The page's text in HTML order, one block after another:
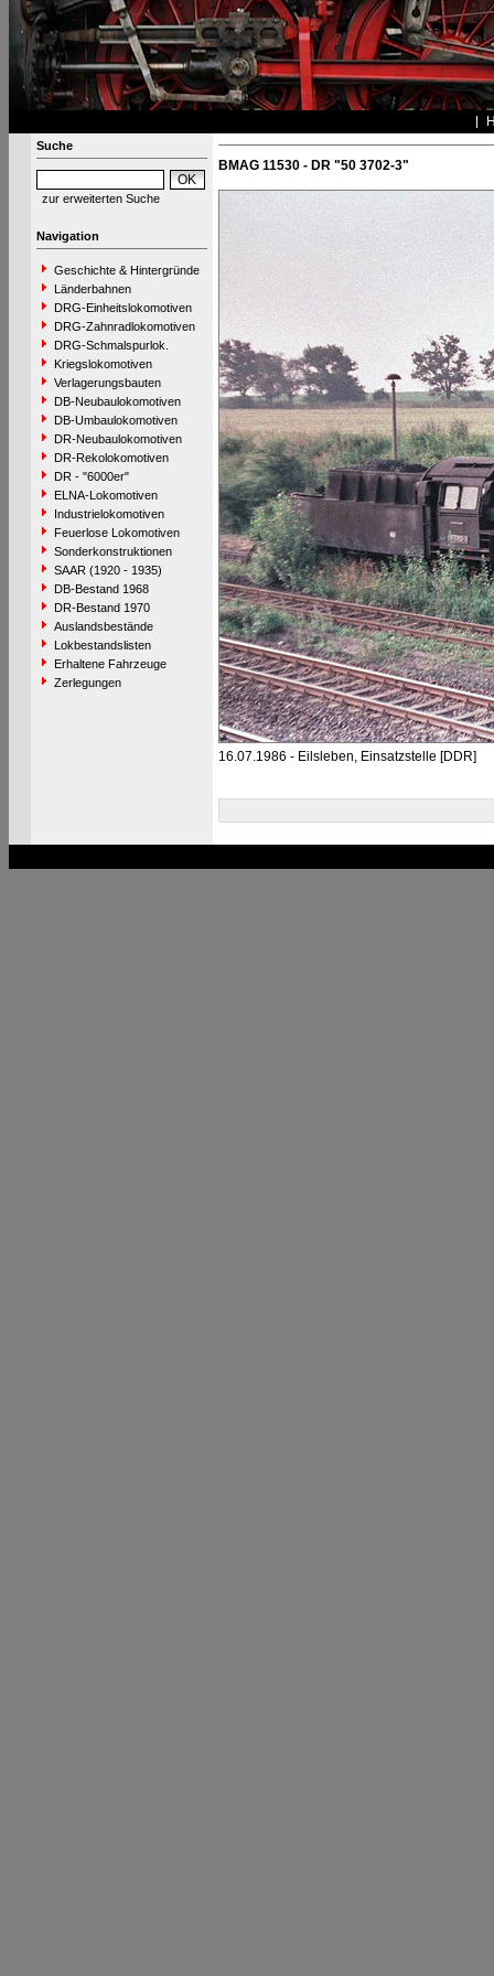
Suche
zur erweiterten Suche
Navigation
Geschichte & Hintergründe
Länderbahnen
DRG-Einheitslokomotiven
DRG-Zahnradlokomotiven
DRG-Schmalspurlok.
Kriegslokomotiven
Verlagerungsbauten
DB-Neubaulokomotiven
DB-Umbaulokomotiven
DR-Neubaulokomotiven
DR-Rekolokomotiven
DR - "6000er"
ELNA-Lokomotiven
Industrielokomotiven
Feuerlose Lokomotiven
Sonderkonstruktionen
SAAR (1920 - 1935)
DB-Bestand 1968
DR-Bestand 1970
Auslandsbestände
Lokbestandslisten
Erhaltene Fahrzeuge
Zerlegungen
BMAG 11530 - DR "50 3702-3"
16.07.1986 - Eilsleben, Einsatzstelle [DDR]